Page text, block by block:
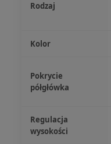
Rodzaj
Kolor
Pokrycie
półgłówka
Regulacja
wysokości